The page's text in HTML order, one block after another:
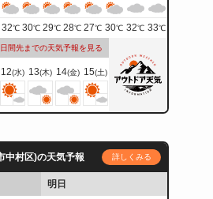
32℃ 30℃ 29℃ 28℃ 27℃ 30℃ 32℃ 33℃
間先までの天気予報を見る
12(水) 13(木) 14(金) 15(土)
中村区)の天気予報 詳しくみる
明日